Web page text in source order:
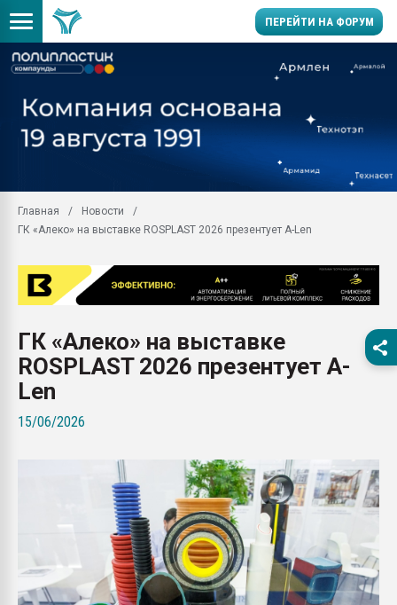
ПЕРЕЙТИ НА ФОРУМ
ближайшее
Подмосковье, Москва
первый план в
ситуацией на
бутылок
Материал поверхности
Продам отходы
поликарбоната и АБС-
Armaloy PC/ABS-1IM
ПЕРЕЙТИ НА
Главная
Новости
ГК «Алеко» на выставке ROSPLAST 2026 презентует A-Len
ГК «Алеко» на выставке
ROSPLAST 2026 презентует A-
Len
15/06/2026